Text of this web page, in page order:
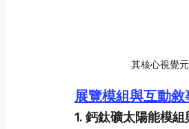
其核心視覺
展覽模組與互動
1. 鈣鈦礦太陽能模